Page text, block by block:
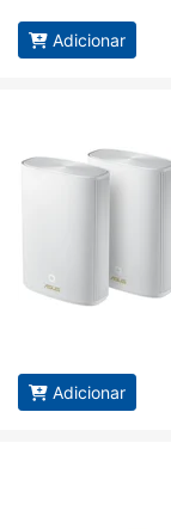
Adicionar
Adicionar